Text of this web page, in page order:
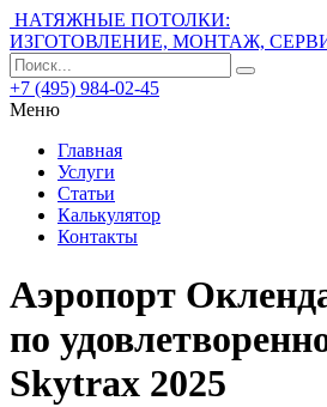
НАТЯЖНЫЕ ПОТОЛКИ:
ИЗГОТОВЛЕНИЕ, МОНТАЖ,
+7 (495) 984-02-45
Меню
Главная
Услуги
Статьи
Калькулятор
Контакты
Аэропорт
по
Skytrax 2025